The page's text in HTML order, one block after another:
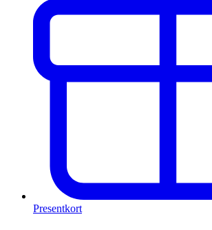
Presentkort